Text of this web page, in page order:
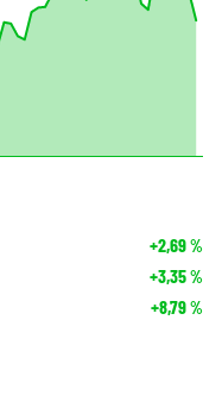
+2,69%
+3,35%
+8,79%